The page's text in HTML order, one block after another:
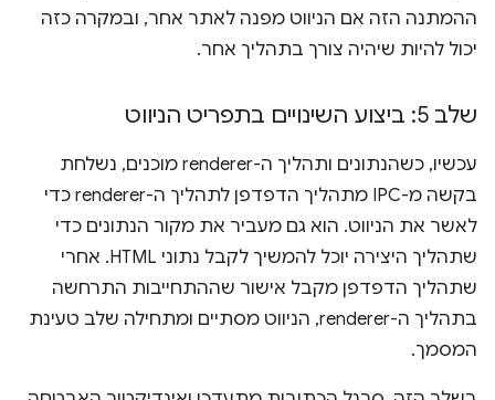
ההמתנה הזה אם הניווט מפנה לאתר אחר, ובמקרה כזה
יכול להיות שיהיה צורך בתהליך אחר.
שלב 5: ביצוע השינויים בתפריט הניווט
עכשיו, כשהנתונים ותהליך ה-renderer מוכנים, נשלחת
בקשה מ-IPC מתהליך הדפדפן לתהליך ה-renderer כדי
לאשר את הניווט. הוא גם מעביר את מקור הנתונים כדי
שתהליך היצירה יוכל להמשיך לקבל נתוני HTML. אחרי
שתהליך הדפדפן מקבל אישור שההתחייבות התרחשה
בתהליך ה-renderer, הניווט מסתיים ומתחילה שלב טעינת
המסמך.